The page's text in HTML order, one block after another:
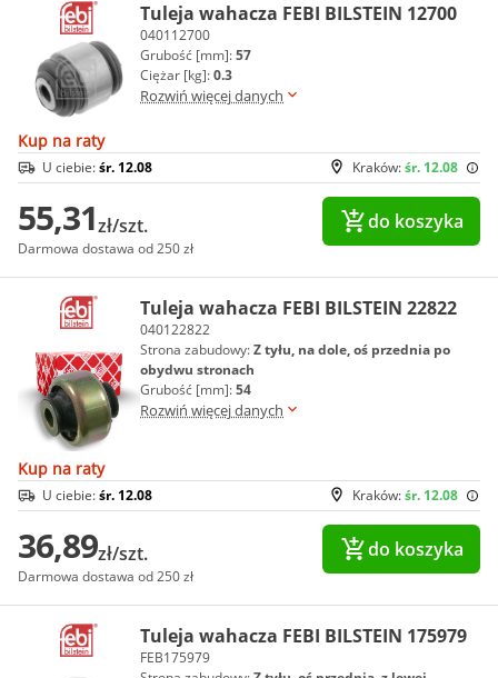
Tuleja wahacza FEBI BILSTEIN 12700
040112700
Grubość [mm]:57
Ciężar [kg]:0.3
Rozwiń więcej danych
Kup na raty
Kraków:śr. 12.08
U ciebie:śr. 12.08
55,31zł/szt.
Darmowa dostawa od 250 zł
do koszyka
Tuleja wahacza FEBI BILSTEIN 22822
040122822
Strona zabudowy:Z tyłu, na dole, oś przednia po
obydwu stronach
Grubość [mm]:54
Rozwiń więcej danych
Kup na raty
Kraków:śr. 12.08
U ciebie:śr. 12.08
36,89zł/szt.
Darmowa dostawa od 250 zł
do koszyka
Tuleja wahacza FEBI BILSTEIN 175979
FEB175979